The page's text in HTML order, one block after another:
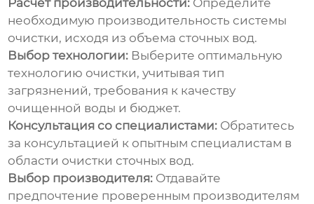
Расчет производительности: Определите
необходимую производительность системы
очистки, исходя из объема сточных вод.
Выбор технологии: Выберите оптимальную
технологию очистки, учитывая тип
загрязнений, требования к качеству
очищенной воды и бюджет.
Консультация со специалистами: Обратитесь
за консультацией к опытным специалистам в
области очистки сточных вод.
Выбор производителя: Отдавайте
предпочтение проверенным производителям